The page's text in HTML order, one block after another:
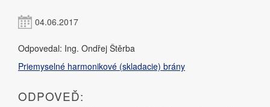
04.06.2017
Odpovedal: Ing. Ondřej Štěrba
Priemyselné harmonikové (skladacie) brány
ODPOVEĎ: